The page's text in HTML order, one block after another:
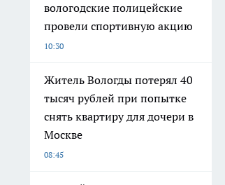
вологодские полицейские
провели спортивную акцию
10:30
Житель Вологды потерял 40
тысяч рублей при попытке
снять квартиру для дочери в
Москве
08:45